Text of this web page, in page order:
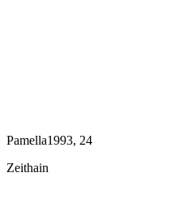
Pamella1993, 24
Zeithain